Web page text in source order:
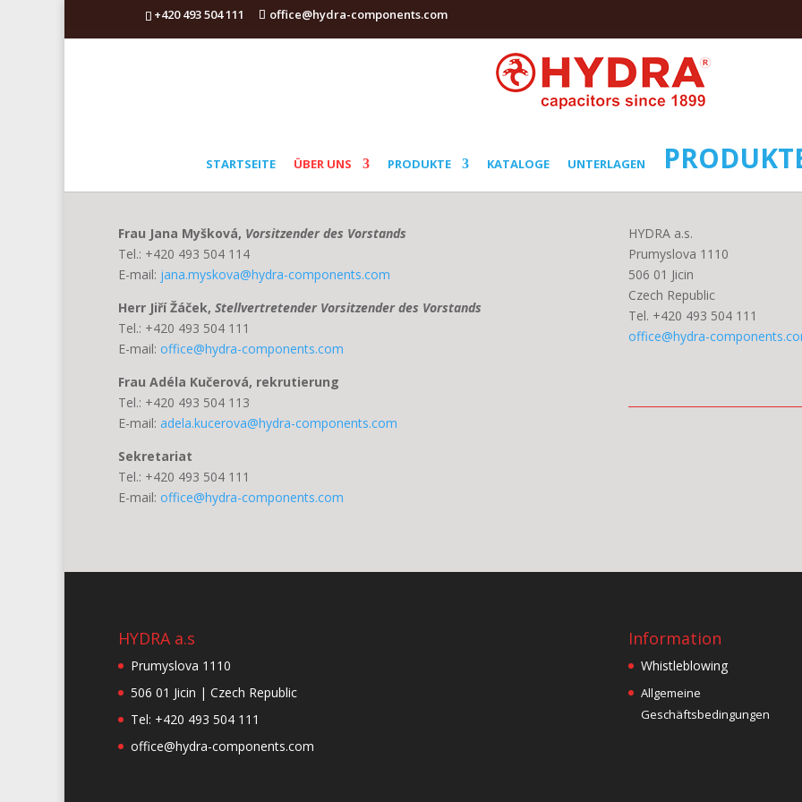
+420 493 504 111 office@hydra-components.com
STARTSEITE ÜBER UNS PRODUKTE KATALOGE UNTERLAGEN
Frau Jana Myšková, Vorsitzender des Vorstands
Tel.: +420 493 504 114
E-mail: jana.myskova@hydra-components.com
Herr Jiří Žáček, Stellvertretender Vorsitzender des Vorstands
Tel.: +420 493 504 111
E-mail: office@hydra-components.com
Frau Adéla Kučerová, rekrutierung
Tel.: +420 493 504 113
E-mail: adela.kucerova@hydra-components.com
Sekretariat
Tel.: +420 493 504 111
E-mail: office@hydra-components.com
HYDRA a.s.
Prumyslova 1110
506 01 Jicin
Czech Republic
Tel. +420 493 504 111
office@hydra-
HYDRA a.s
Prumyslova 1110
506 01 Jicin | Czech Republic
Tel: +420 493 504 111
office@hydra-components.com
Information
Whistleblowing
Allgemeine
Geschäftsbedingungen